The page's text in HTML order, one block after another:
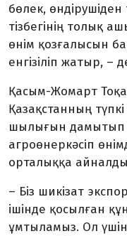
бөлек, өндіру­шіден
тізбегінің толық
өнім қозға­лысын
енгі­зіліп жатыр, –
Қасым-Жомарт
Қазақстанның
шылығын дамытып
агроөнеркәсіп
орталыққа
– Біз шикізат
ішінде қосыл­ған
ұмтыламыз. Ол